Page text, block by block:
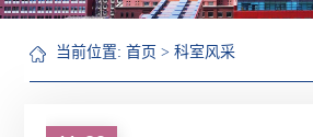
当前位置:首页 >科室风采